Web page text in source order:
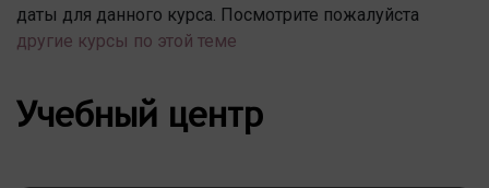
даты для данного курса. Посмотрите пожалуйста
другие курсы по этой теме
Учебный центр